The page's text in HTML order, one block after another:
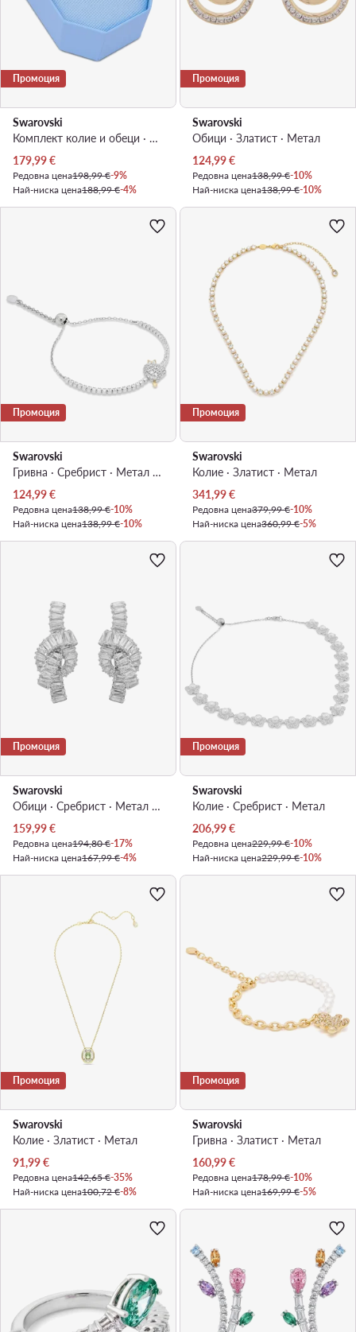
Промоция
Swarovski
Комплект колие и обеци · Сребрист · Mетал
Актуална цена
179,99€
Редовна цена198,99 €-9%
Най-ниска цена188,99 €-4%
Промоция
Swarovski
Обици · Златист · Mетал
Актуална цена
124,99€
Редовна цена138,99 €-10%
Най-ниска цена138,99 €-10%
Промоция
Swarovski
Гривна · Сребрист · Метал с родиево покритие
Актуална цена
124,99€
Редовна цена138,99 €-10%
Най-ниска цена138,99 €-10%
Промоция
Swarovski
Колие · Златист · Mетал
Актуална цена
341,99€
Редовна цена379,99 €-10%
Най-ниска цена360,99 €-5%
Промоция
Swarovski
Обици · Сребрист · Метал с родиево покритие
Актуална цена
159,99€
Редовна цена194,80 €-17%
Най-ниска цена167,99 €-4%
Промоция
Swarovski
Колие · Сребрист · Mетал
Актуална цена
206,99€
Редовна цена229,99 €-10%
Най-ниска цена229,99 €-10%
Промоция
Swarovski
Колие · Златист · Mетал
Актуална цена
91,99€
Редовна цена142,65 €-35%
Най-ниска цена100,72 €-8%
Промоция
Swarovski
Гривна · Златист · Mетал
Актуална цена
160,99€
Редовна цена178,99 €-10%
Най-ниска цена169,99 €-5%